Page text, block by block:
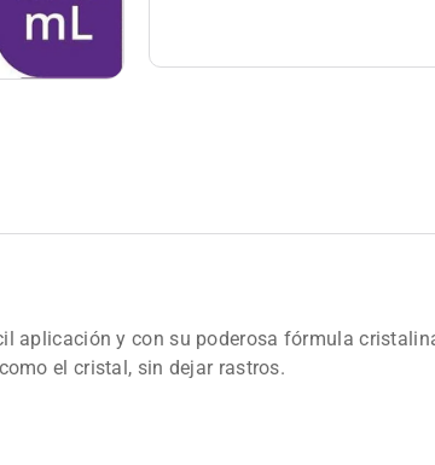
y con su poderosa fórmula
el cristal, sin dejar rastros.